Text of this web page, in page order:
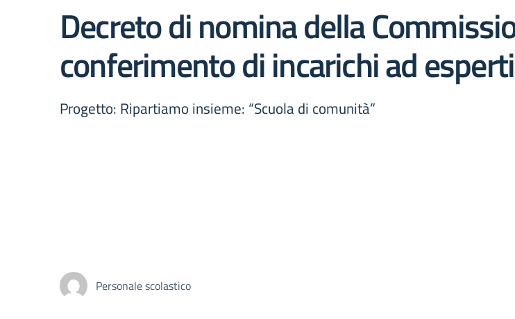
Decreto di nomina della
conferimento di incarichi ad esperti
Progetto: Ripartiamo insieme: “Scuola di comunità”
Personale scolastico